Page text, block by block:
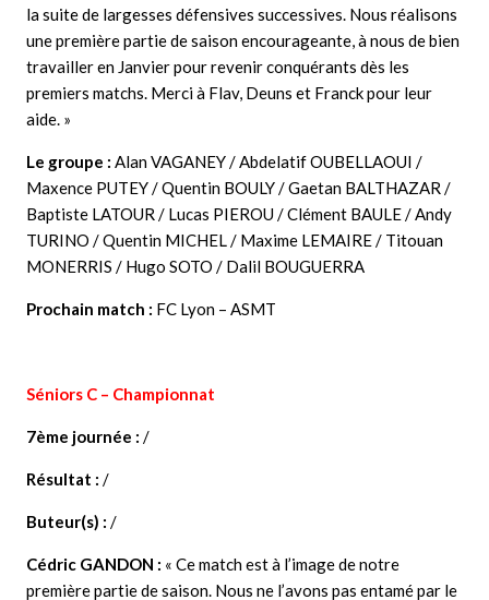
la suite de largesses défensives successives. Nous réalisons
une première partie de saison encourageante, à nous de bien
travailler en Janvier pour revenir conquérants dès les
premiers matchs. Merci à Flav, Deuns et Franck pour leur
aide. »
Le groupe : Alan VAGANEY / Abdelatif OUBELLAOUI /
Maxence PUTEY / Quentin BOULY / Gaetan BALTHAZAR /
Baptiste LATOUR / Lucas PIEROU / Clément BAULE / Andy
TURINO / Quentin MICHEL / Maxime LEMAIRE / Titouan
MONERRIS / Hugo SOTO / Dalil BOUGUERRA
Prochain match : FC Lyon – ASMT
Séniors C – Championnat
7ème journée : /
Résultat : /
Buteur(s) : /
Cédric GANDON : « Ce match est à l’image de notre
première partie de saison. Nous ne l’avons pas entamé par le